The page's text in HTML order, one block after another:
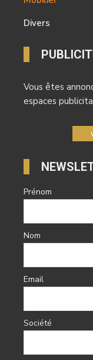
Divers
Vous êtes
espaces
Prénom
Nom
Email
Société